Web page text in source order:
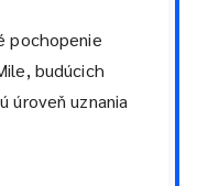
pochopenie
budúcich
úroveň uznania